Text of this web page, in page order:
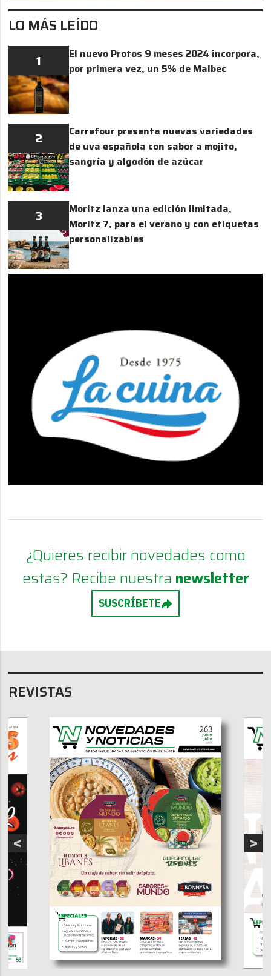
LO MÁS LEÍDO
1
El nuevo Protos 9 meses 2024 incorpora,
por primera vez, un 5% de Malbec
2
Carrefour presenta nuevas variedades
de uva española con sabor a mojito,
sangría y algodón de azúcar
3
Moritz lanza una edición limitada,
Moritz 7, para el verano y con etiquetas
personalizables
¿Quieres recibir novedades como
estas? Recibe nuestra newsletter
SUSCRÍBETE
REVISTAS